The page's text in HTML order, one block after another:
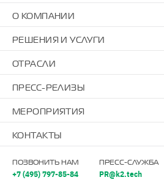
О КОМПАНИИ
РЕШЕНИЯ И УСЛУГИ
ОТРАСЛИ
ПРЕСС-РЕЛИЗЫ
МЕРОПРИЯТИЯ
КОНТАКТЫ
ПОЗВОНИТЬ НАМ
+7 (495) 797-85-84
ПРЕСС-СЛУЖБА
PR@k2.tech